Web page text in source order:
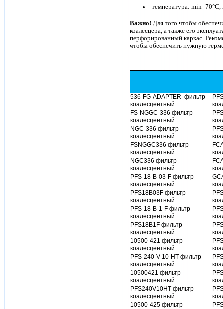
температура: min -70°С,
Важно! Для того чтобы
коалесцера, а также его
перфорированный каркас.
чтобы обеспечить нужную
536-FG-ADAPTER фильтр
коалесцентный
FS-NGGC-336 фильтр
коалесцентный
NGC-336 фильтр
коалесцентный
FSNGGC336 фильтр
коалесцентный
NGC336 фильтр
коалесцентный
PFS-18-B-03-F фильтр
коалесцентный
PFS18B03F фильтр
коалесцентный
PFS-18-B-1-F фильтр
коалесцентный
PFS18B1F фильтр
коалесцентный
10500-421 фильтр
коалесцентный
PFS-240-V-10-HT фильтр
коалесцентный
10500421 фильтр
коалесцентный
PFS240V10HT фильтр
коалесцентный
10500-425 фильтр